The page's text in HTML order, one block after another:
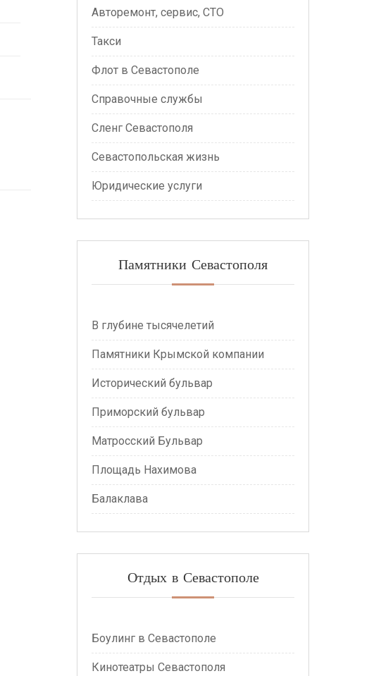
Авторемонт, сервис, СТО
Такси
Флот в Севастополе
Справочные службы
Сленг Севастополя
Севастопольская жизнь
Юридические услуги
Памятники Севастополя
В глубине тысячелетий
Памятники Крымской компании
Исторический бульвар
Приморский бульвар
Матросский Бульвар
Площадь Нахимова
Балаклава
Отдых в Севастополе
Боулинг в Севастополе
Кинотеатры Севастополя